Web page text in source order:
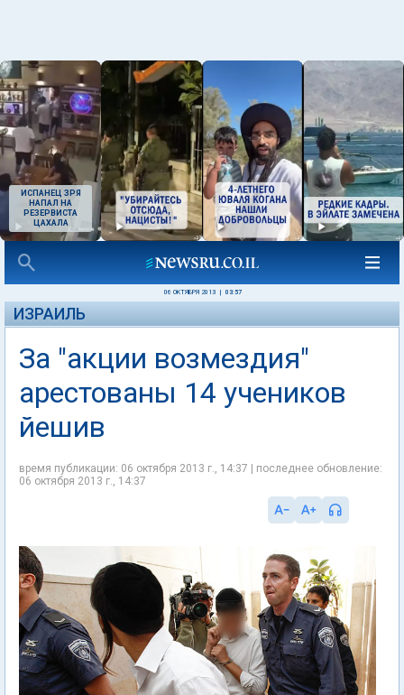
ИСПАНЕЦ ЗРЯ
НАПАЛ НА
РЕЗЕРВИСТА
ЦАХАЛА
06 ОКТЯБРЯ 2013 03:57
ИЗРАИЛЬ
За "акции возмездия"
арестованы 14 учеников
йешив
время публикации: 06 октября 2013 г., 14:37 | последнее обновление:
06 октября 2013 г., 14:37